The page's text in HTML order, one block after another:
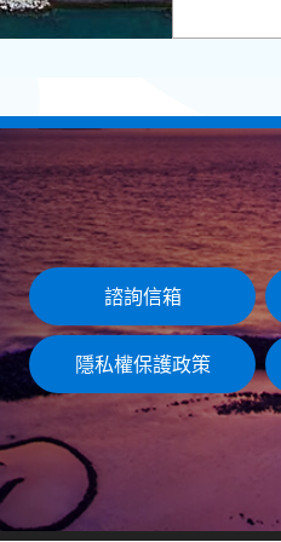
諮詢信箱
隱私權保護政策